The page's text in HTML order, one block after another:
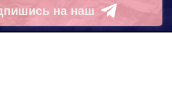
на наш